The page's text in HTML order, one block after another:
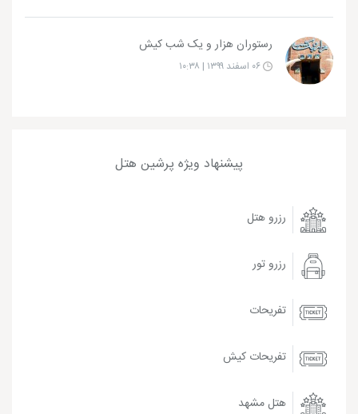
رستوران هزار و یک شب کیش
پیشنهاد ویژه پرشین هتل
رزرو هتل
رزرو تور
تفریحات
تفریحات کیش
هتل مشهد